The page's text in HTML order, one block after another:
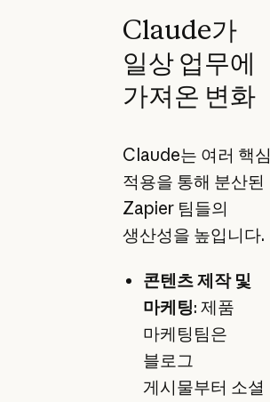
Claude가
일상 업무에
가져온 변화
Claude는 여러 핵심
적용을 통해 분산된
Zapier 팀들의
생산성을 높입니다.
콘텐츠 제작 및
마케팅: 제품
마케팅팀은
블로그
게시물부터 소셜